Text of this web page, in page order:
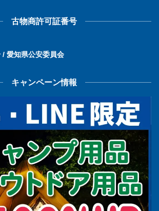
古物商許可証番号
愛知県公安委員会
キャンペーン情報